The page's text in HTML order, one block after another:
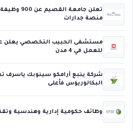
تعلن
منصة جدارات
للعمل في 4 مدن
البكالوريوس فأعلى
وظائف حكومية إدارية وهندسية